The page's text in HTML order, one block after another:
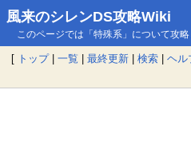
風来のシレンDS攻略Wiki
このページでは「特殊系」について攻略
[ トップ| 一覧 | 最終更新 | 検索 | ヘル